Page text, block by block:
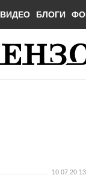
ВИДЕО БЛОГИ
10.07.20